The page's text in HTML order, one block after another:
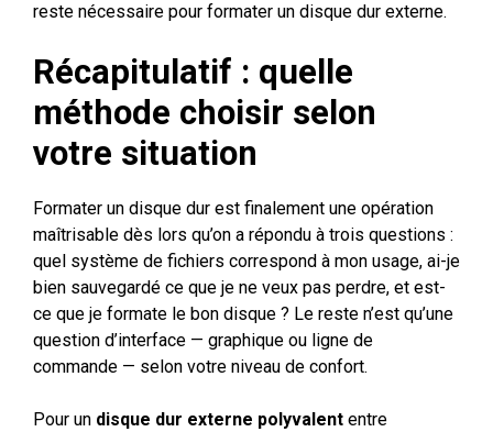
reste nécessaire pour formater un disque dur externe.
Récapitulatif : quelle
méthode choisir selon
votre situation
Formater un disque dur est finalement une opération
maîtrisable dès lors qu’on a répondu à trois questions :
quel système de fichiers correspond à mon usage, ai-je
bien sauvegardé ce que je ne veux pas perdre, et est-
ce que je formate le bon disque ? Le reste n’est qu’une
question d’interface — graphique ou ligne de
commande — selon votre niveau de confort.
Pour un disque dur externe polyvalent entre